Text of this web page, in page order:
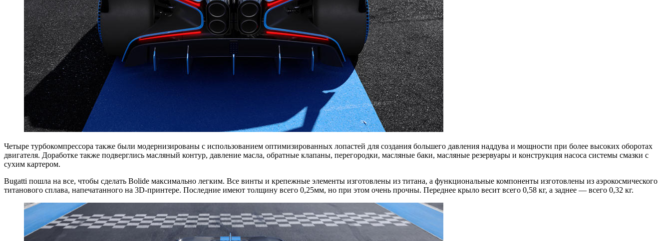
Четыре турбокомпрессора также были модернизированы с использованием оптимизированных лопастей для создания большего давления наддува и мощности при более высоких оборотах
двигателя. Доработке также подверглись масляный контур, давление масла, обратные клапаны, перегородки, масляные баки, масляные резервуары и конструкция насоса системы смазки с
сухим картером.
Bugatti пошла на все, чтобы сделать Bolide максимально легким. Все винты и крепежные элементы изготовлены из титана, а функциональные компоненты изготовлены из аэрокосмического
титанового сплава, напечатанного на 3D-принтере. Последние имеют толщину всего 0,25мм, но при этом очень прочны. Переднее крыло весит всего 0,58 кг, а заднее — всего 0,32 кг.